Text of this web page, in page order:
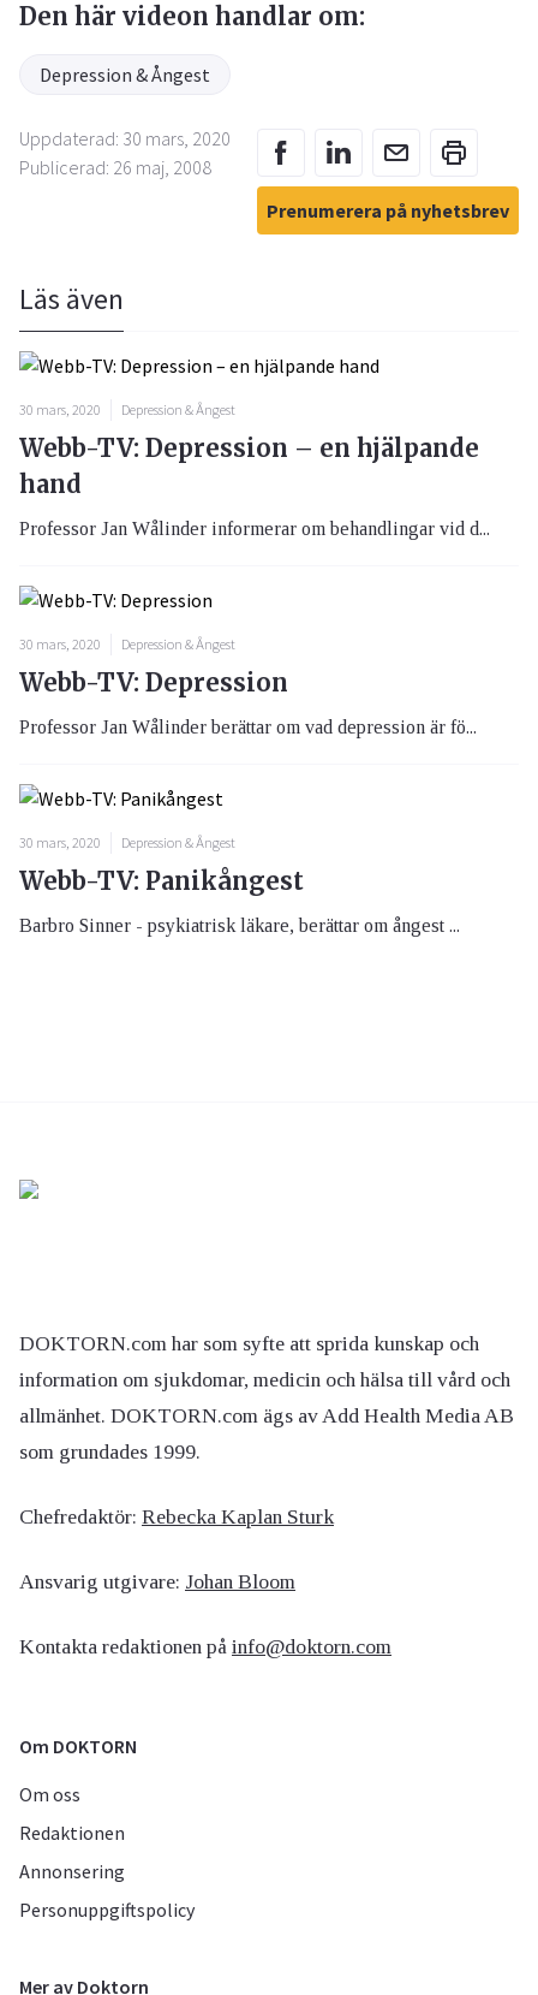
Den här videon handlar om:
Depression & Ångest
Uppdaterad: 30 mars, 2020
Publicerad: 26 maj, 2008
Prenumerera på nyhetsbrev
Läs även
30 mars, 2020 Depression & Ångest
Webb-TV: Depression – en hjälpande
hand
Professor Jan Wålinder informerar om behandlingar vid d...
30 mars, 2020 Depression & Ångest
Webb-TV: Depression
Professor Jan Wålinder berättar om vad depression är fö...
30 mars, 2020 Depression & Ångest
Webb-TV: Panikångest
Barbro Sinner - psykiatrisk läkare, berättar om ångest ...
DOKTORN.com har som syfte att sprida kunskap och
information om sjukdomar, medicin och hälsa till vård och
allmänhet. DOKTORN.com ägs av Add Health Media AB
som grundades 1999.
Chefredaktör: Rebecka Kaplan Sturk
Ansvarig utgivare: Johan Bloom
Kontakta redaktionen på info@doktorn.com
Om DOKTORN
Om oss
Redaktionen
Annonsering
Personuppgiftspolicy
Mer av Doktorn